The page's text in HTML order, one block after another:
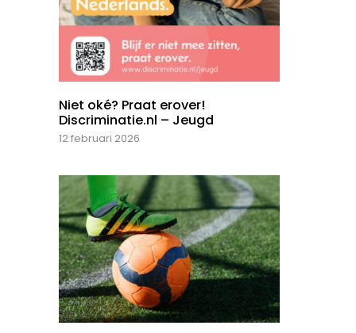
Niet oké? Praat erover!
Discriminatie.nl – Jeugd
12 februari 2026